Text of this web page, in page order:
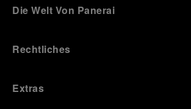
Die Welt Von Panerai
Rechtliches
Extras